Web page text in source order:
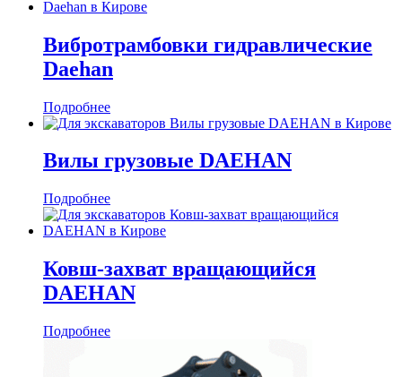
Вибротрамбовки гидравлические
Daehan
Подробнее
Вилы грузовые DAEHAN
Подробнее
Ковш-захват вращающийся
DAEHAN
Подробнее